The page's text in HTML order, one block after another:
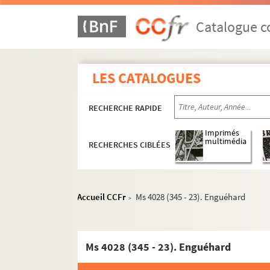
Catalogue
LES CATALOGUES
RECHERCHE RAPIDE
RECHERCHES CIBLÉES
Imprimés
multimédia
Accueil CCFr > Ms 4028 (345 - 23). Enguéhard
Ms 4028 (345 - 23). Enguéhard
Ms 4028 (338). Documents se rapportant à la
A
D
Ms 4028 (345 - 2). J. J. Ebling